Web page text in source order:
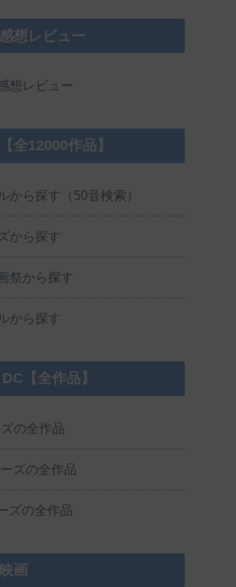
想レビュー
想レビュー
全12000作品】
から探す（50音検索）
から探す
祭から探す
から探す
【全作品】
の全作品
ズの全作品
ズの全作品
画